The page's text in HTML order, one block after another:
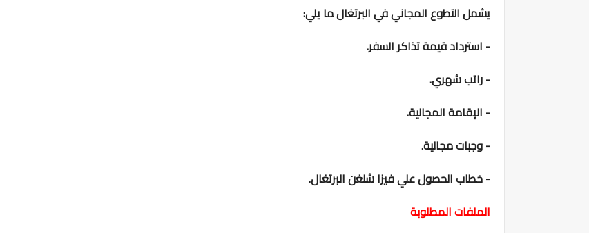
يشمل التطوع المجاني في البرتغال ما يلي:
- استرداد قيمة تذاكر السفر.
- راتب شهري.
- الإقامة المجانية.
- وجبات مجانية.
- خطاب الحصول علي فيزا شنغن البرتغال.
الملفات المطلوبة